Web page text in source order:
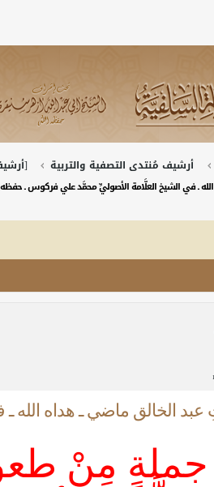
أرشيف مُنتدى التصفية والتربية [أرشيف]
ـ في الشيخ العلَّامة الأصوليِّ محمَّد علي فركوس ـ حفظه
الخالق ماضي ـ هداه الله
جملةٍ مِنْ